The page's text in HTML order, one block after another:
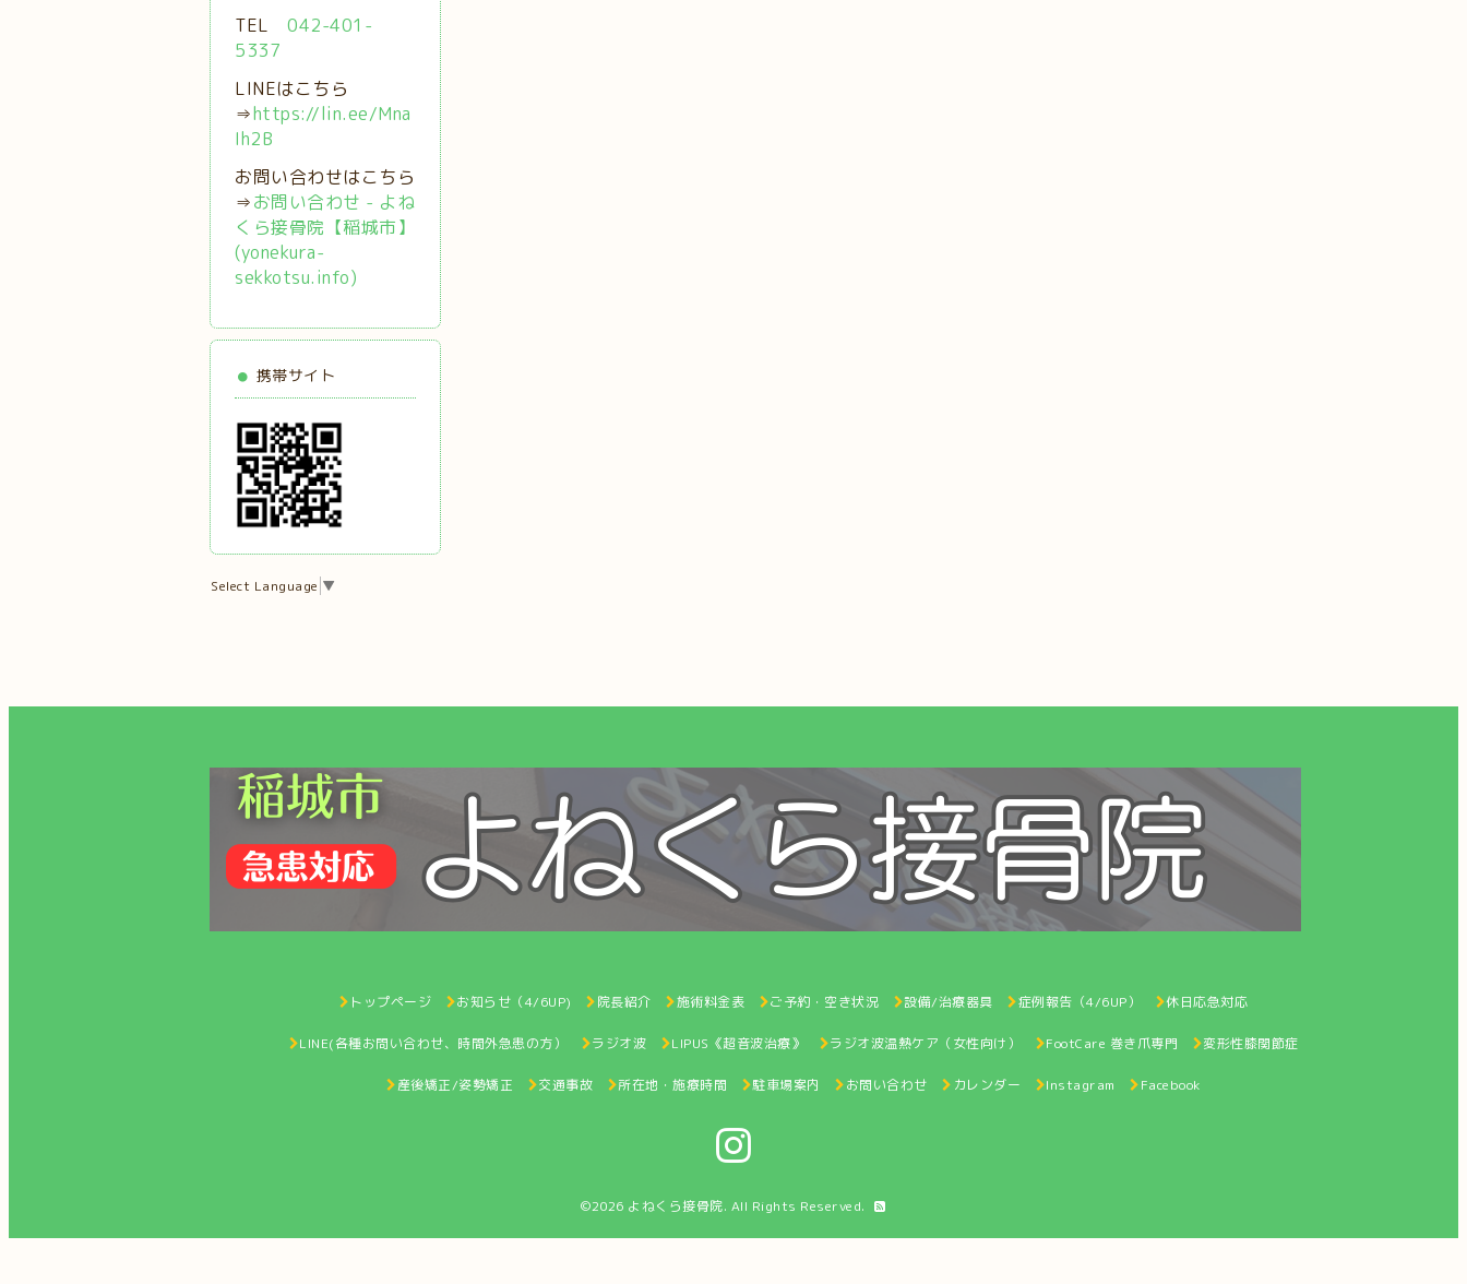
TEL 042-401-
5337
LINEはこちら
⇒https://lin.ee/Mna
Ih2B
お問い合わせはこちら
⇒お問い合わせ - よね
くら接骨院【稲城市】
(yonekura-
sekkotsu.info)
携帯サイト
Select Language ▼
トップページ お知らせ（4/6UP) 院長紹介 施術料金表 ご予約・空き状況 設備/治療器具 症例報告（4/6UP） 休日応急対応
LINE(各種お問い合わせ、時間外急患の方） ラジオ波 LIPUS《超音波治療》 ラジオ波温熱ケア（女性向け） FootCare 巻き爪専門 変形性膝関節症
産後矯正/姿勢矯正 交通事故 所在地・施療時間 駐車場案内 お問い合わせ カレンダー Instagram Facebook
©2026 よねくら接骨院. All Rights Reserved.